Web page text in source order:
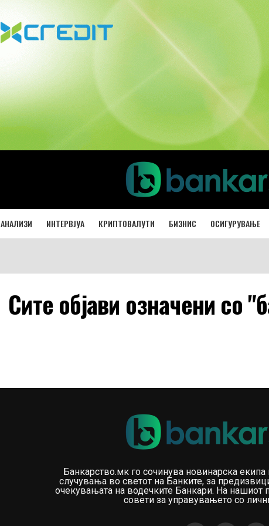
АНАЛИЗИ ИНТЕРВЈУА КРИПТОВАЛУТИ БИЗНИС ОСИГУРУВАЊЕ
Сите објави означени со
Банкарство.мк го сочинува новинарска екипа
случувања во светот на Банките, за
очекувањата на водечките Банкари. На нашиот
совети за управувањето со